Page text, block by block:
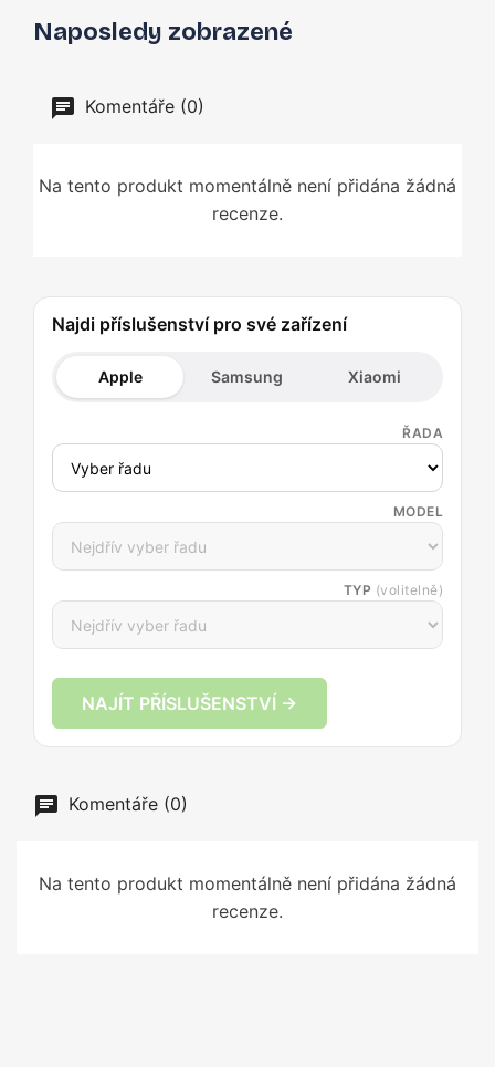
Naposledy zobrazené
Komentáře (0)
Na tento produkt momentálně není přidána žádná
recenze.
Najdi příslušenství pro své zařízení
Apple Samsung Xiaomi
ŘADA
MODEL
TYP (volitelně)
NAJÍT PŘÍSLUŠENSTVÍ →
Komentáře (0)
Na tento produkt momentálně není přidána žádná
recenze.